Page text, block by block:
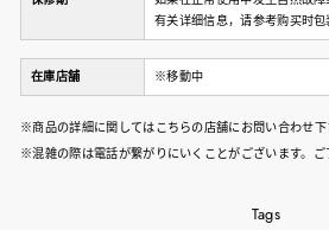
有关详细信息，请参考购买时包
在庫店舗 ※移動中
※商品の詳細に関してはこちらの店舗にお問い合わせ下
※混雑の際は電話が繋がりにいくことがございます。ご
Tags